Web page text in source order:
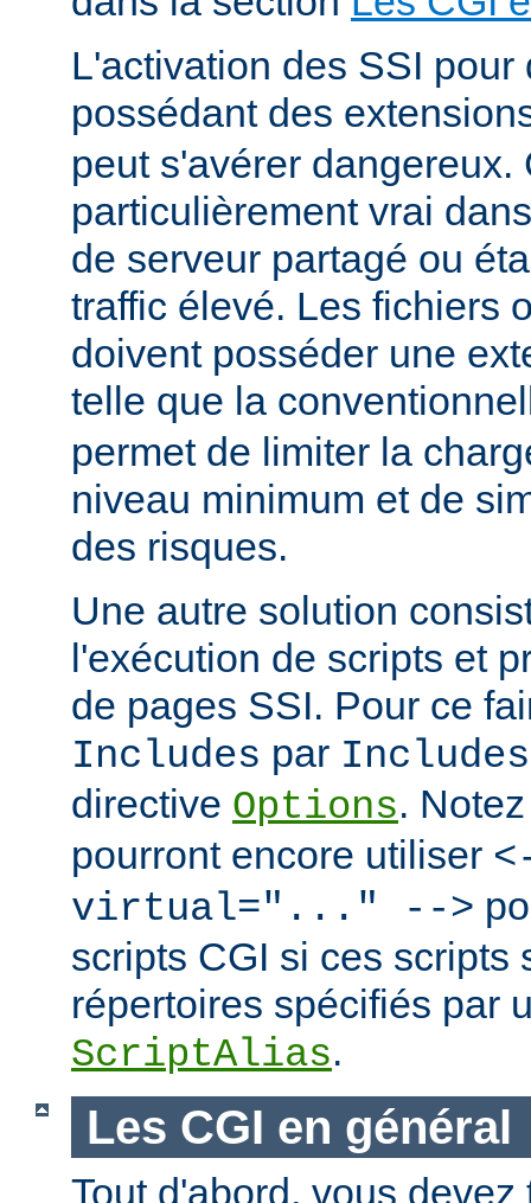
L'activation des SSI pour
possédant des
peut s'avérer dangereux.
particulièrement vrai
de serveur partagé ou
traffic élevé. Les fichiers
doivent posséder une
telle que la
permet de limiter la
niveau minimum et de
des risques.
Une autre solution
l'exécution de scripts et
de pages SSI. Pour ce
Includes par
directive Options.
pourront encore utiliser
virtual="..." -->
scripts CGI si ces scripts
répertoires spécifiés par
ScriptAlias.
Les CGI en général
Tout d'abord, vous